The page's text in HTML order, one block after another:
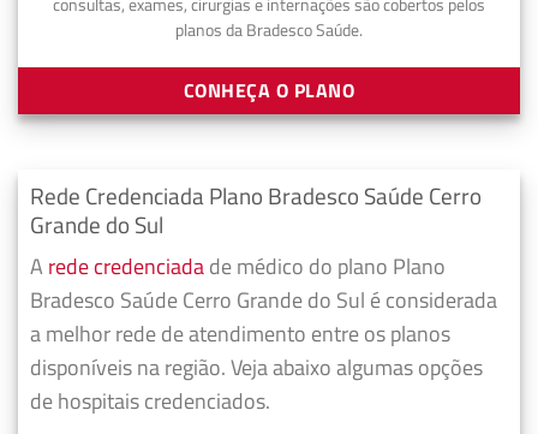
planos da Bradesco Saúde.
CONHEÇA O PLANO
Rede Credenciada Plano Bradesco Saúde Cerro
Grande do Sul
A rede credenciadade médico do plano Plano
Bradesco Saúde Cerro Grande do Sul é considerada
a melhor rede de atendimento entre os planos
disponíveis na região. Veja abaixo algumas opções
de hospitais credenciados.